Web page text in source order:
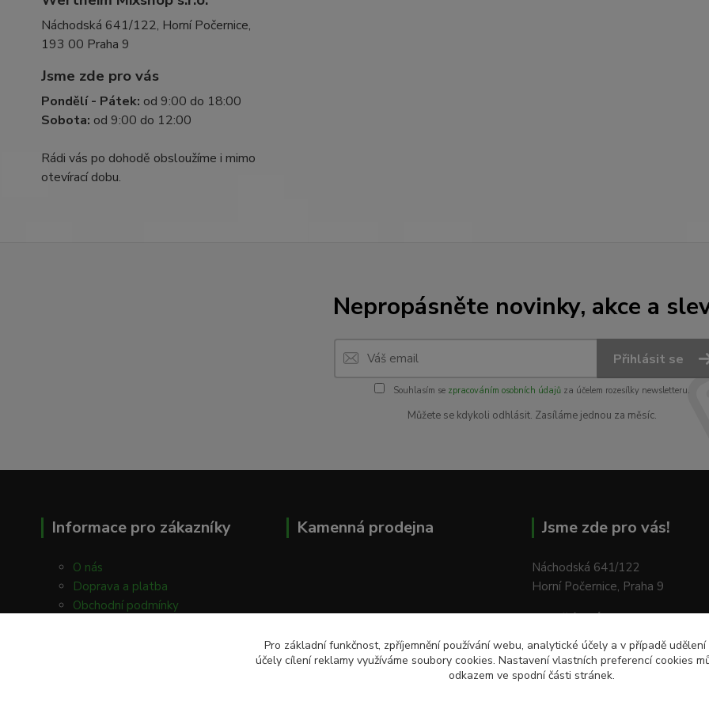
Náchodská 641/122, Horní Počernice,
193 00 Praha 9
Jsme zde pro vás
Pondělí - Pátek: od 9:00 do 18:00
Sobota: od 9:00 do 12:00
Rádi vás po dohodě obsloužíme i mimo
otevírací dobu.
Nepropásněte novinky, akce a
Přihlásit se
Souhlasím se zpracováním osobních údajůza účelem rozesílky newsletteru.
Můžete se kdykoli odhlásit. Zasíláme jednou za měsíc.
Informace pro zákazníky
O nás
Doprava a platba
Obchodní podmínky
Kamenná prodejna Jsme zde pro vás!
Náchodská 641/122
Horní Počernice, Praha 9
Pondělí - Pátek:od 9:00 do
Sobota: od 9:00 do 12:00
Pro základní funkčnost, zpříjemnění používání webu, analytické účely a v případě
účely cílení reklamy využíváme soubory cookies. Nastavení vlastních preferencí cookies
odkazem ve spodní části stránek.